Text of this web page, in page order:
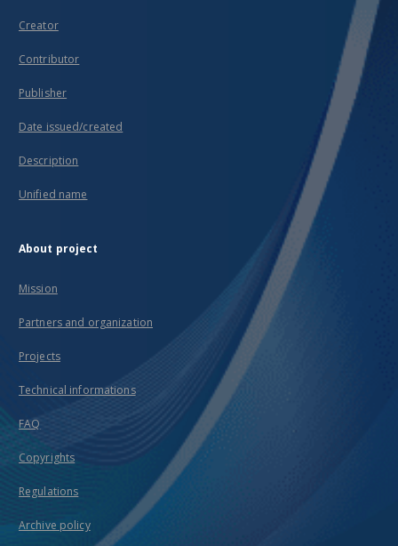
Creator
Contributor
Publisher
Date issued/created
Description
Unified name
About project
Mission
Partners and organization
Projects
Technical informations
FAQ
Copyrights
Regulations
Archive policy